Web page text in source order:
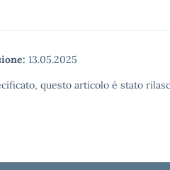
13.05.2025
questo articolo è stato